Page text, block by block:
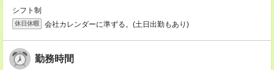
シフト制
休日休暇 会社カレンダーに準ずる。(土日出勤もあり)
勤務時間